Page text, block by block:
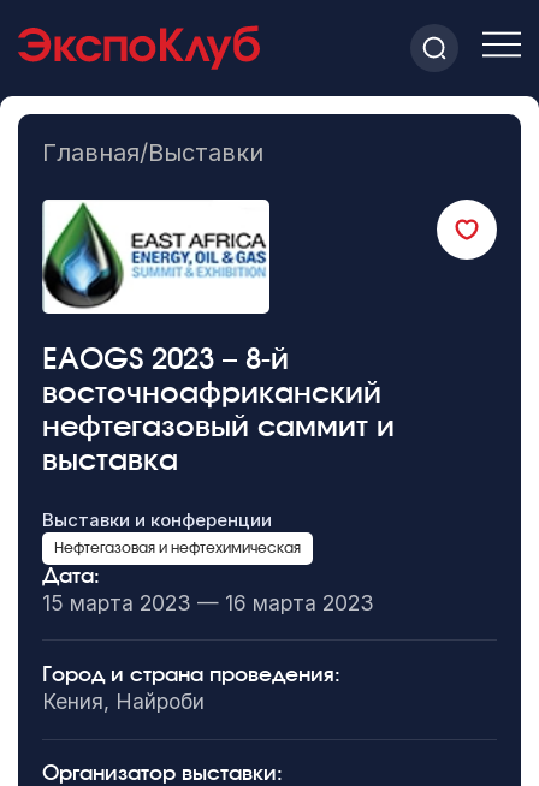
Главная/Выставки
EAOGS 2023 – 8-й
восточноафриканский
нефтегазовый саммит и
выставка
Выставки и конференции
Нефтегазовая и нефтехимическая
Дата:
15 марта 2023 — 16 марта 2023
Город и страна проведения:
Кения, Найроби
Организатор выставки: